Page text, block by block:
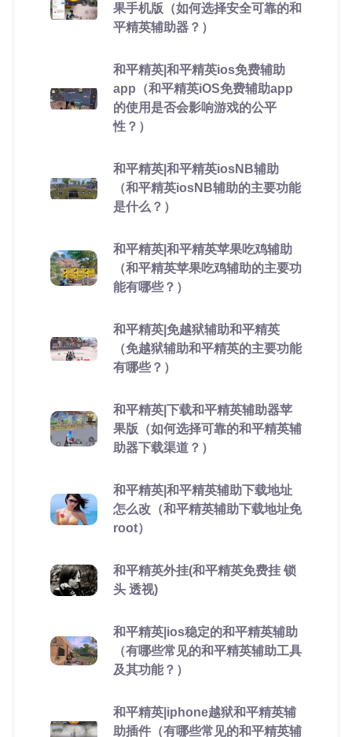
果手机版（如何选择安全可靠的和
平精英辅助器？）
和平精英|和平精英ios免费辅助
app（和平精英iOS免费辅助app
的使用是否会影响游戏的公平
性？）
和平精英|和平精英iosNB辅助
（和平精英iosNB辅助的主要功能
是什么？）
和平精英|和平精英苹果吃鸡辅助
（和平精英苹果吃鸡辅助的主要功
能有哪些？）
和平精英|免越狱辅助和平精英
（免越狱辅助和平精英的主要功能
有哪些？）
和平精英|下载和平精英辅助器苹
果版（如何选择可靠的和平精英辅
助器下载渠道？）
和平精英|和平精英辅助下载地址
怎么改（和平精英辅助下载地址免
root）
和平精英外挂(和平精英免费挂 锁
头 透视)
和平精英|ios稳定的和平精英辅助
（有哪些常见的和平精英辅助工具
及其功能？）
和平精英|iphone越狱和平精英辅
助插件（有哪些常见的和平精英辅